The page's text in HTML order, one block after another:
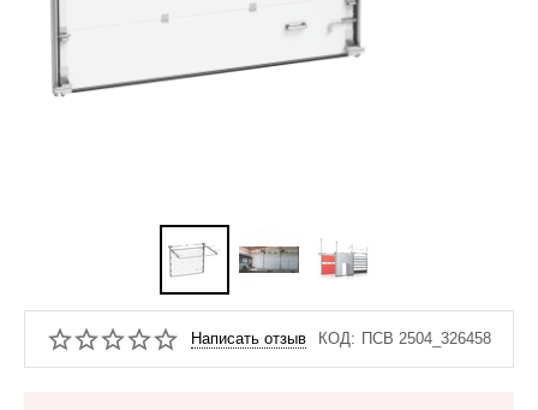
Написать отзыв КОД: ПСВ 2504_326458